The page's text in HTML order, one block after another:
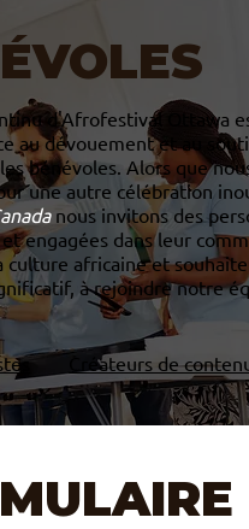
d'Afrofestival Ottawa
au dévouement et au
bénévoles. Alors que
une autre célébration
nous invitons des
engagées dans leur
culture africaine et
à rejoindre notre
Créateurs de